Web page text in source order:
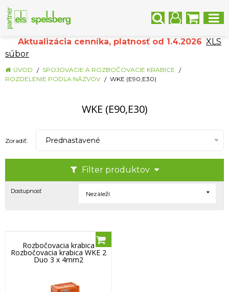
Aktualizácia cenníka, platnosť od 1.4.2026 XLS
súbor
ÚVOD
SPOJOVACIE A ROZBOČOVACIE KRABICE
ROZDELENIE PODĽA NÁZVOV
WKE (E90,E30)
WKE (E90,E30)
Filter produktov
Zoradiť: Prednastavené
Dostupnosť Nezáleží
Rozbočovacia krabica
Rozbočovacia krabica WKE 2
Duo 3 x 4mm2